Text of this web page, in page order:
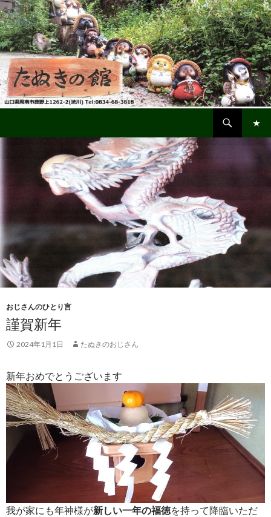
ス
ッ
プ
おじさんのひとり言
謹賀新年
2024年1月1日 たぬきのおじさん
新年おめでとうございます
我が家にも年神様が新しい一年の福徳を持って降臨いただ